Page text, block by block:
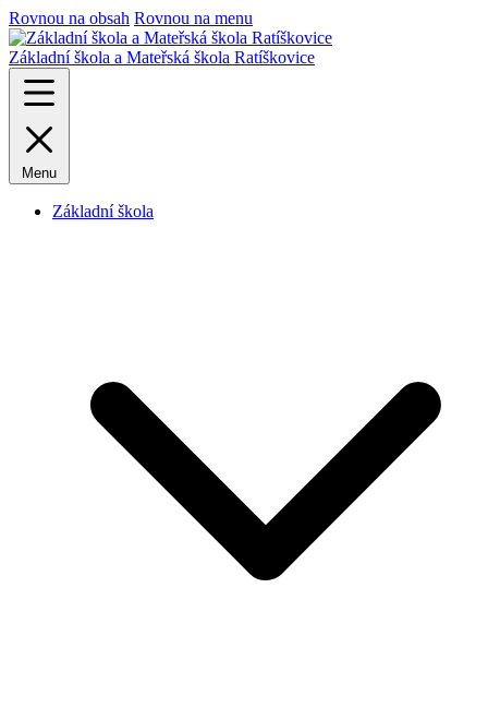
Rovnou na obsah Rovnou na menu
Základní škola a Mateřská škola Ratíškovice
Menu
Základní škola